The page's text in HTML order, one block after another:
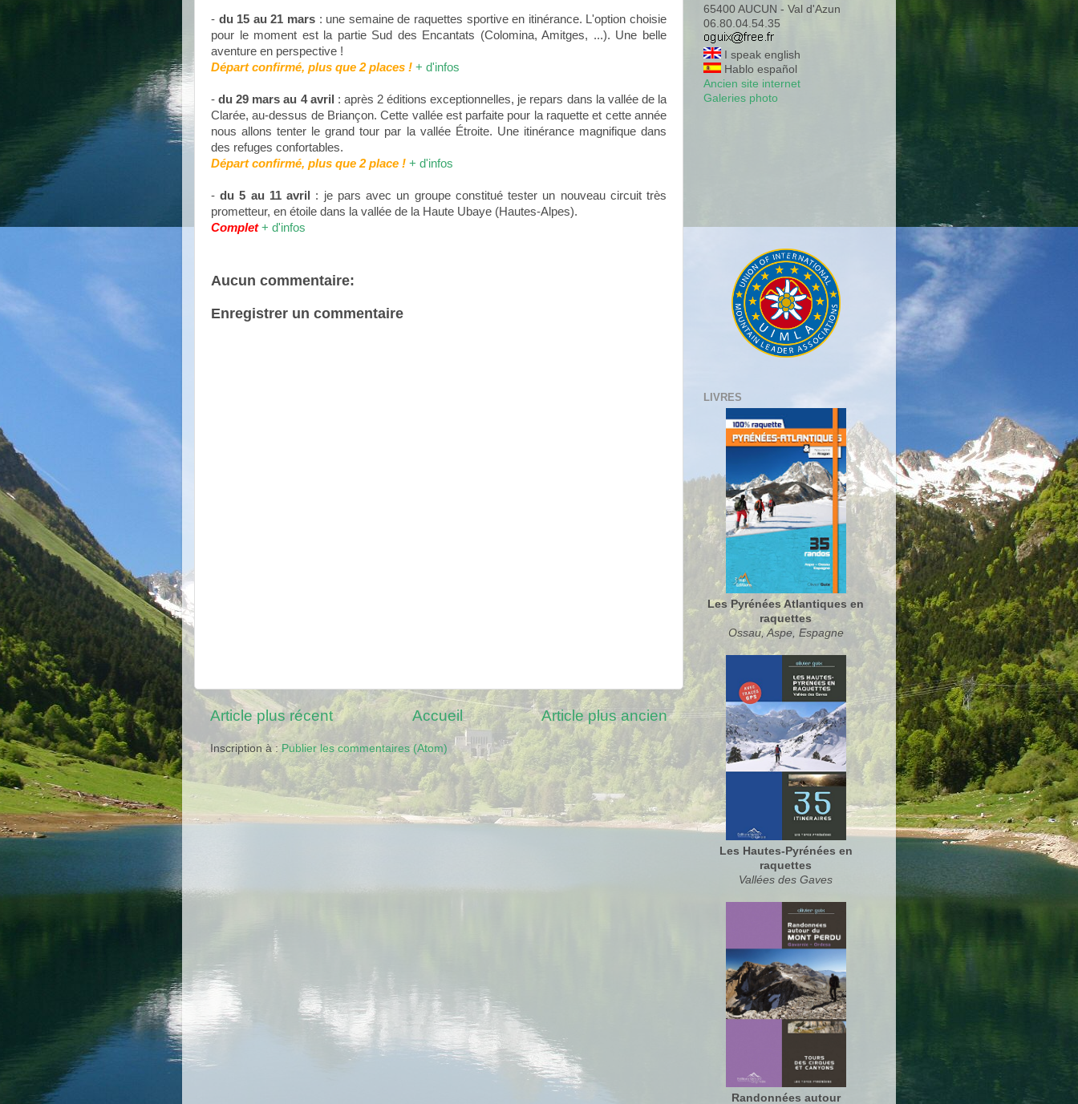
- du 15 au 21 mars : une semaine de raquettes sportive en itinérance. L'option choisie
pour le moment est la partie Sud des Encantats (Colomina, Amitges, ...). Une belle
aventure en perspective !
Départ confirmé, plus que 2 places ! + d'infos
-du 29 mars au 4 avril
: après 2 éditions exceptionnelles, je repars dans la vallée de la
Clarée, au-dessus de Briançon. Cette vallée est parfaite pour la raquette et cette année
nous allons tenter le grand tour par la vallée Étroite. Une itinérance magnifique dans
des refuges confortables.
Départ confirmé, plus que 2 place ! + d'infos
-du 5 au 11 avril
: je pars avec un groupe constitué tester un nouveau circuit très
prometteur, en étoile dans la vallée de la Haute Ubaye (Hautes-Alpes).
Complet + d'infos
Aucun commentaire:
Enregistrer un commentaire
Article plus récent Article plus ancien
Accueil
Inscription à : Publier les commentaires (Atom)
65400 AUCUN - Val d'Azun
06.80.04.54.35
I speak english
Hablo español
Ancien site internet
Galeries photo
LIVRES
Les Pyrénées Atlantiques en
raquettes
Ossau, Aspe, Espagne
Les Hautes-Pyrénées en
raquettes
Vallées des Gaves
Randonnées autour